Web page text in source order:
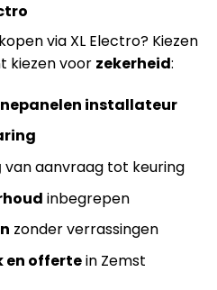
via XL Electro? Kiezen
kiezen voor zekerheid:
installateur
van aanvraag tot keuring
inbegrepen
zonder verrassingen
en offertein Zemst